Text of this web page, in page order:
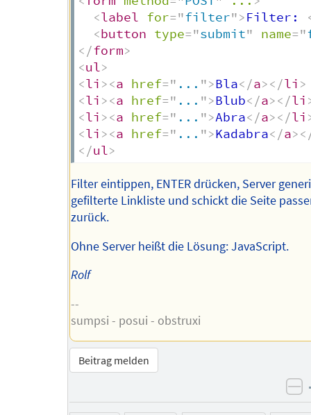
<label for="filter">Filter:
<button type="submit" name="
</form>
<ul>
<li ><a href=" ... ">Bla</a></li >
<li ><a href=" ... ">Blub</a></li
<li ><a href=" ... ">Abra</a></li
<li ><a href=" ... ">Kadabra</a>
</ul>
Filter eintippen, ENTER drücken, Server
gefilterte Linkliste und schickt die Seite
zurück.
Ohne Server heißt die Lösung: JavaScript.
Rolf
--
sumpsi - posui - obstruxi
Beitrag melden